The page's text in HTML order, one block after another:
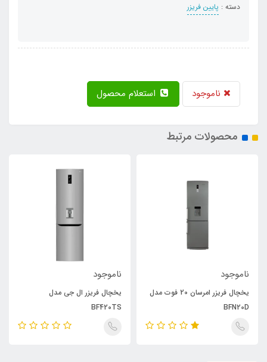
دسته : پایین فریزر
ناموجود
محصولات مرتبط
ناموجود
یخچال فریزر امرسان 20 فوت مدل
BFN20D
ناموجود
یخچال فریزر ال جی مدل
BF420TS